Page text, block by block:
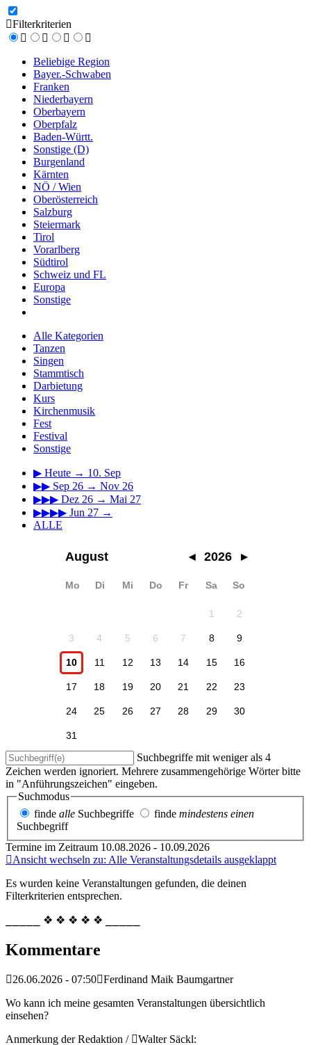
Filterkriterien
Beliebige Region
Bayer.-Schwaben
Franken
Niederbayern
Oberbayern
Oberpfalz
Baden-Württ.
Sonstige (D)
Burgenland
Kärnten
NÖ / Wien
Oberösterreich
Salzburg
Steiermark
Tirol
Vorarlberg
Südtirol
Schweiz und FL
Europa
Sonstige
Alle Kategorien
Tanzen
Singen
Stammtisch
Darbietung
Kurs
Kirchenmusik
Fest
Festival
Sonstige
▶ Heute → 10. Sep
▶▶ Sep 26 → Nov 26
▶▶▶ Dez 26 → Mai 27
▶▶▶▶ Jun 27 →
ALLE
August ◂ 2026 ▸
Mo Di Mi Do Fr Sa So
1 2
3 4 5 6 7 8 9
10 11 12 13 14 15 16
17 18 19 20 21 22 23
24 25 26 27 28 29 30
31
Suchbegriffe mit weniger als 4
Zeichen werden ignoriert. Mehrere zusammengehörige Wörter bitte
in "Anführungszeichen" eingeben.
Suchmodus
finde alle Suchbegriffe finde mindestens einen
Suchbegriff
Termine im Zeitraum 10.08.2026 - 10.09.2026
Ansicht wechseln zu: Alle Veranstaltungsdetails ausgeklappt
Es wurden keine Veranstaltungen gefunden, die deinen
Filterkriterien entsprechen.
⎯⎯⎯⎯⎯ ❖ ❖ ❖ ❖ ❖ ⎯⎯⎯⎯⎯
Kommentare
26.06.2026 - 07:50 Ferdinand Maik Baumgartner
Wo kann ich meine gesamten Veranstaltungen übersichtlich
einsehen?
Anmerkung der Redaktion /
Walter Säckl: